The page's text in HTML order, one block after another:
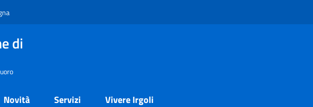
di
Novità Servizi Vivere Irgoli